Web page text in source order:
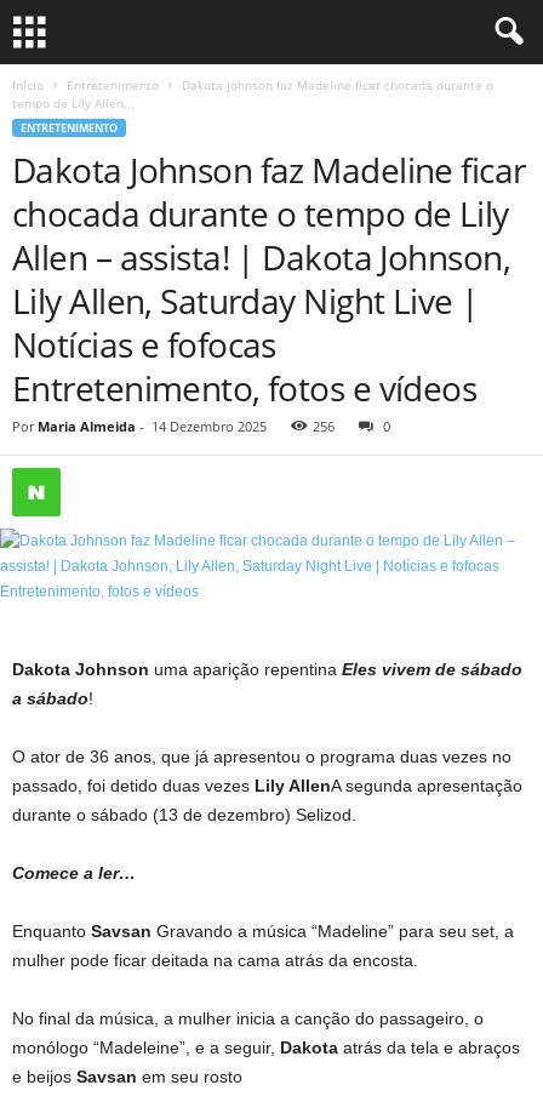
Início Entretenimento
Dakota Johnson faz Madeline ficar chocada durante o
tempo de Lily Allen...
ENTRETENIMENTO
Dakota Johnson faz Madeline ficar
chocada durante o tempo de Lily
Allen – assista! | Dakota Johnson,
Lily Allen, Saturday Night Live |
Notícias e fofocas
Entretenimento, fotos e vídeos
Por Maria Almeida - 14 Dezembro 2025 256 0
Dakota Johnson uma aparição repentina Eles vivem de sábado
a sábado!
O ator de 36 anos, que já apresentou o programa duas vezes no
passado, foi detido duas vezes Lily AllenA segunda apresentação
durante o sábado (13 de dezembro) Selizod.
Comece a ler…
Enquanto Savsan Gravando a música “Madeline” para seu set, a
mulher pode ficar deitada na cama atrás da encosta.
No final da música, a mulher inicia a canção do passageiro, o
monólogo “Madeleine”, e a seguir, Dakota atrás da tela e abraços
e beijos Savsan em seu rosto